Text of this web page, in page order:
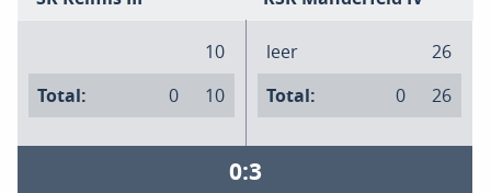
10
Total:
0 10
leer
26
Total:
0 26
0:3